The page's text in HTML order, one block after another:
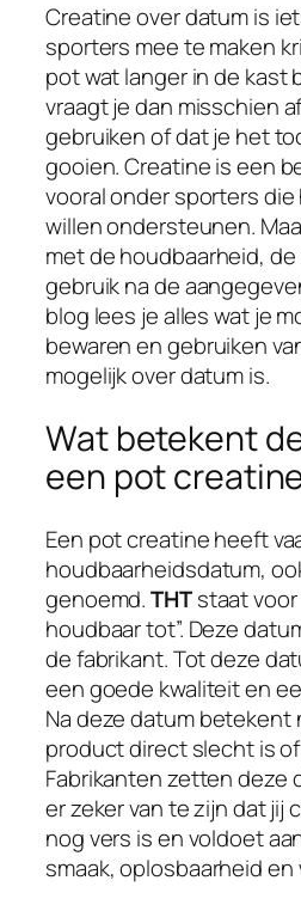
Creatine over datum is
sporters mee te maken
pot wat langer in de kast
vraagt je dan misschien
gebruiken of dat je het
gooien. Creatine is een
vooral onder sporters
willen ondersteunen.
met de houdbaarheid,
gebruik na de
blog lees je alles wat je
bewaren en gebruiken
mogelijk over datum is.
Wat betekent
een pot
Een pot creatine heeft
houdbaarheidsdatum,
genoemd.THTstaat voor
houdbaar tot”. Deze
de fabrikant. Tot deze
een goede kwaliteit en
Na deze datum
product direct slecht is
Fabrikanten zetten deze
er zeker van te zijn dat jij
nog vers is en voldoet
smaak, oplosbaarheid en